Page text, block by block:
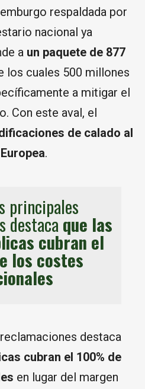
respaldada por
nacional ya
a un paquete de 877
los cuales 500 millones
a mitigar el
Con este aval, el
de calado al
.
principales
destaca que las
cubran el
los costes
destaca
cubran el 100% de
en lugar del margen